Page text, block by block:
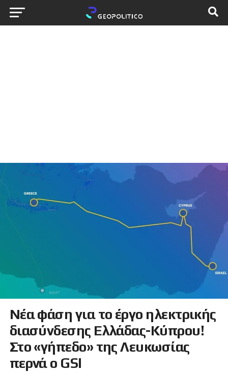
Νέα φάση για το έργο ηλεκτρικής
διασύνδεσης Ελλάδας-Κύπρου!
Στο «γήπεδο» της Λευκωσίας
περνά ο GSI